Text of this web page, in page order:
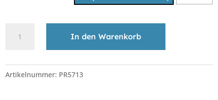
Holy
•
In den Warenkorb
Artikelnummer: PR5713